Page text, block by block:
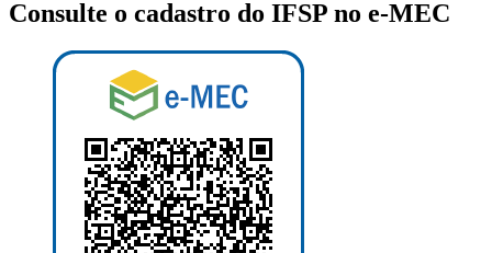
Consulte o cadastro do IFSP no e-MEC